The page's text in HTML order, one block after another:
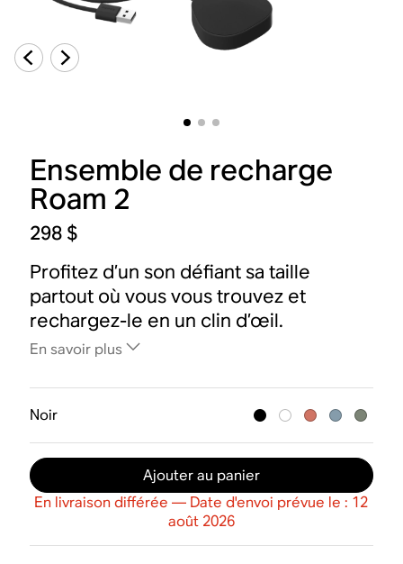
Ensemble de recharge
Roam 2
298 $
Profitez d’un son défiant sa taille
partout où vous vous trouvez et
rechargez-le en un clin d’œil.
En savoir plus
Noir
Ajouter au panier
En livraison différée — Date d'envoi prévue le : 12
août 2026